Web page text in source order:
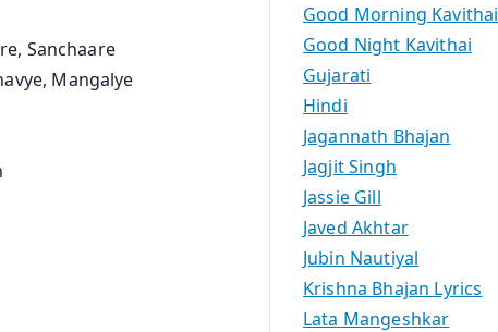
Sanchaare
Mangalye
Good Morning Kavithai
Good Night Kavithai
Gujarati
Hindi
Jagannath Bhajan
Jagjit Singh
Jassie Gill
Javed Akhtar
Jubin Nautiyal
Krishna Bhajan Lyrics
Lata Mangeshkar